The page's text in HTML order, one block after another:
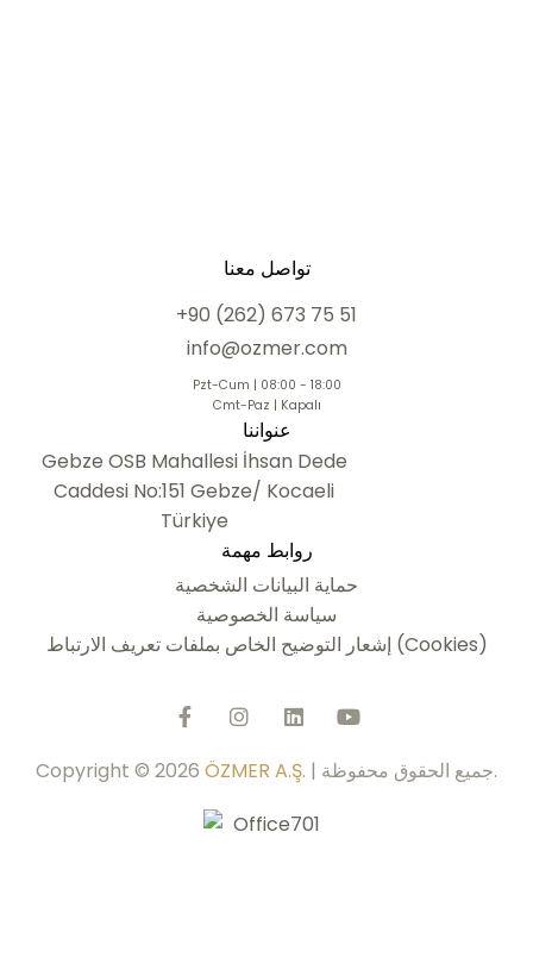
تواصل معنا
+90 (262) 673 75 51
info@ozmer.com
Pzt-Cum | 08:00 - 18:00
Cmt-Paz | Kapalı
عنواننا
Gebze OSB Mahallesi İhsan Dede
Caddesi No:151 Gebze/ Kocaeli
Türkiye
روابط مهمة
حماية البيانات الشخصية
سياسة الخصوصية
إشعار التوضيح الخاص بملفات تعريف الارتباط (Cookies)
Copyright © 2026 ÖZMER A.Ş. | جميع الحقوق محفوظة.